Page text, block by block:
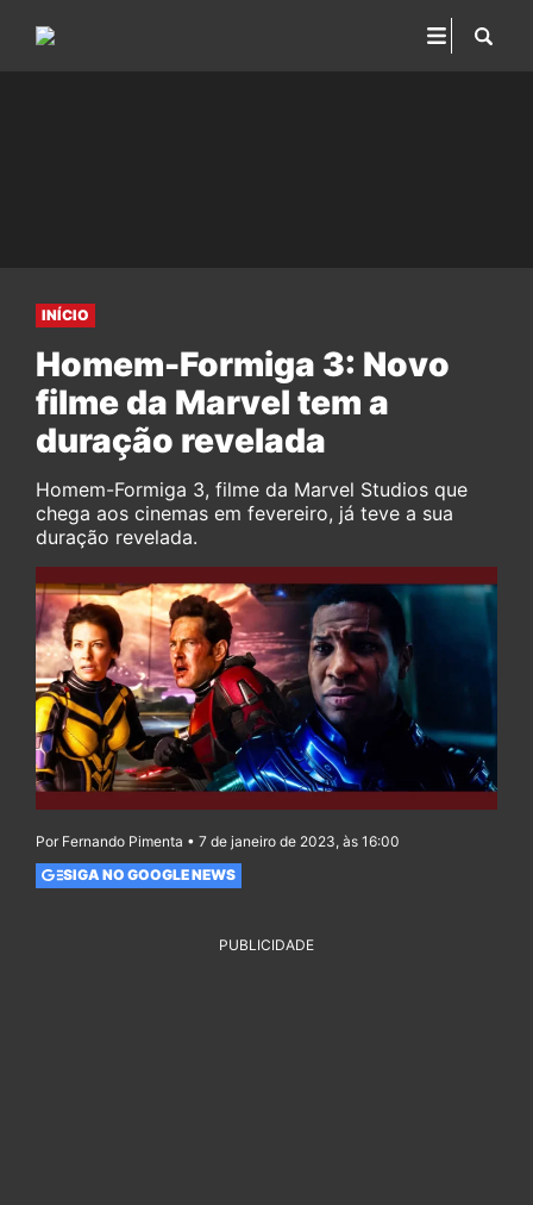
INÍCIO
Homem-Formiga 3: Novo
filme da Marvel tem a
duração revelada
Homem-Formiga 3, filme da Marvel Studios que
chega aos cinemas em fevereiro, já teve a sua
duração revelada.
Por Fernando Pimenta • 7 de janeiro de 2023, às 16:00
SIGA NO GOOGLE NEWS
PUBLICIDADE